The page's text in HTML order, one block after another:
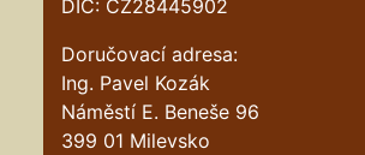
DIČ: CZ28445902
Doručovací adresa:
Ing. Pavel Kozák
Náměstí E. Beneše 96
399 01 Milevsko